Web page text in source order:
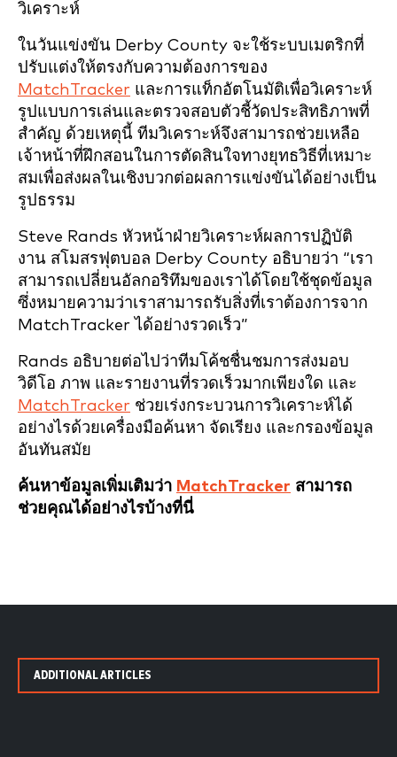
วิเคราะห์
ในวันแข่งขัน Derby County จะใช้ระบบเมตริกที่
ปรับแต่งให้ตรงกับความต้องการของ
MatchTracker และการแท็กอัตโนมัติเพื่อวิเคราะห์
รูปแบบการเล่นและตรวจสอบตัวชี้วัดประสิทธิภาพที่
สำคัญ ด้วยเหตุนี้ ทีมวิเคราะห์จึงสามารถช่วยเหลือ
เจ้าหน้าที่ฝึกสอนในการตัดสินใจทางยุทธวิธีที่เหมาะ
สมเพื่อส่งผลในเชิงบวกต่อผลการแข่งขันได้อย่างเป็น
รูปธรรม
Steve Rands หัวหน้าฝ่ายวิเคราะห์ผลการปฏิบัติ
งาน สโมสรฟุตบอล Derby County อธิบายว่า “เรา
สามารถเปลี่ยนอัลกอริทึมของเราได้โดยใช้ชุดข้อมูล
ซึ่งหมายความว่าเราสามารถรับสิ่งที่เราต้องการจาก
MatchTracker ได้อย่างรวดเร็ว”
Rands อธิบายต่อไปว่าทีมโค้ชชื่นชมการส่งมอบ
วิดีโอ ภาพ และรายงานที่รวดเร็วมากเพียงใด และ
MatchTracker ช่วยเร่งกระบวนการวิเคราะห์ได้
อย่างไรด้วยเครื่องมือค้นหา จัดเรียง และกรองข้อมูล
อันทันสมัย
ค้นหาข้อมูลเพิ่มเติมว่า MatchTracker สามารถ
ช่วยคุณได้อย่างไรบ้างที่นี่
ADDITIONAL ARTICLES